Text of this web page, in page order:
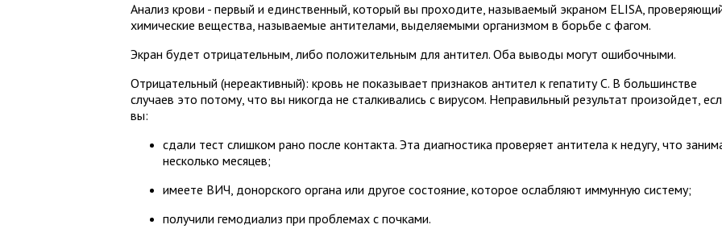
Анализ крови - первый и единственный, который вы проходите, называемый экраном ELISA,
химические вещества, называемые антителами, выделяемыми организмом в борьбе с фагом.
Экран будет отрицательным, либо положительным для антител. Оба выводы могут ошибочными.
Отрицательный (нереактивный): кровь не показывает признаков антител к гепатиту С. В большинстве
случаев это потому, что вы никогда не сталкивались с вирусом. Неправильный результат произойдет,
вы:
сдали тест слишком рано после контакта. Эта диагностика проверяет антитела к недугу, что
несколько месяцев;
имеете ВИЧ, донорского органа или другое состояние, которое ослабляют иммунную систему;
получили гемодиализ при проблемах с почками.